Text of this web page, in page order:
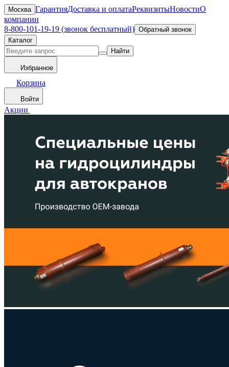
Москва ГарантияДоставка и оплатаРеквизитыНовостиО
компании
8-800-101-19-19 (звонок бесплатный) Обратный звонок
Каталог
Найти
Избранное
Корзина
Войти
Акции